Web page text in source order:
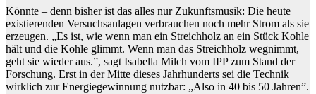
Könnte – denn bisher ist das alles nur Zukunftsmusik: Die heute
existierenden Versuchsanlagen verbrauchen noch mehr Strom als sie
erzeugen. „Es ist, wie wenn man ein Streichholz an ein Stück Kohle
hält und die Kohle glimmt. Wenn man das Streichholz wegnimmt,
geht sie wieder aus.”, sagt Isabella Milch vom IPP zum Stand der
Forschung. Erst in der Mitte dieses Jahrhunderts sei die Technik
wirklich zur Energiegewinnung nutzbar: „Also in 40 bis 50 Jahren”.